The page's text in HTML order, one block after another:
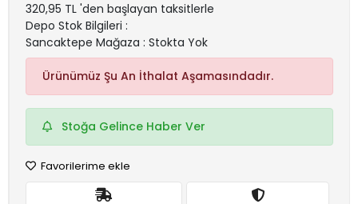
320,95 TL 'den başlayan taksitlerle
Depo Stok Bilgileri :
Sancaktepe Mağaza : Stokta Yok
Ürünümüz Şu An İthalat Aşamasındadır.
Stoğa Gelince Haber Ver
Favorilerime ekle